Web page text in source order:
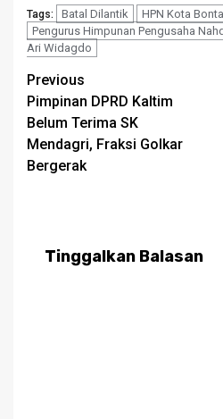
Tags: Batal Dilantik HPN Kota
Pengurus Himpunan Pengusaha
Ari Widagdo
Post
navigation
Previous
Pimpinan DPRD Kaltim
Belum Terima SK
Mendagri, Fraksi Golkar
Bergerak
Tinggalkan Balasan